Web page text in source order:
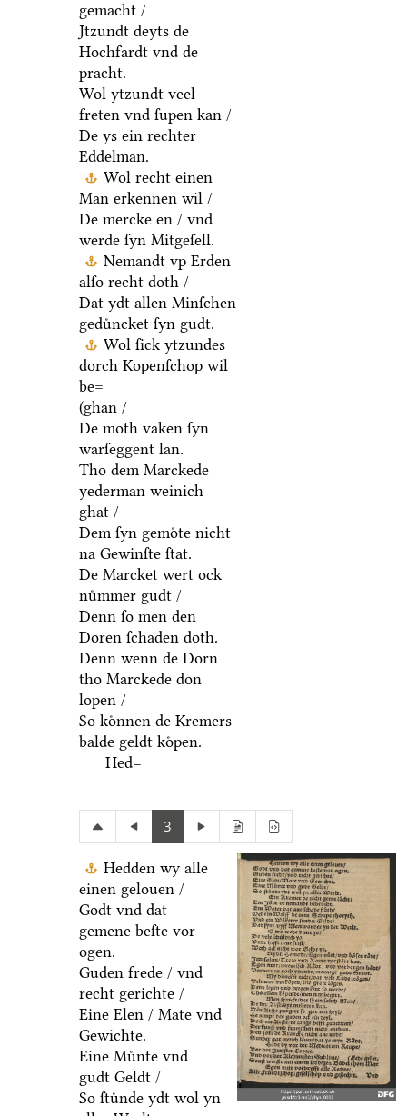
gemacht /
Jtzundt deyts de
Hochfardt vnd de
pracht.
Wol ytzundt veel
freten vnd ſupen kan /
De ys ein rechter
Eddelman.
Wol recht einen
Man erkennen wil /
De mercke en / vnd
werde ſyn Mitgeſell.
Nemandt vp Erden
alſo recht doth /
Dat ydt allen Minſchen
geduͤncket ſyn gudt.
Wol ſick ytzundes
dorch Kopenſchop wil
be=
(ghan /
De moth vaken ſyn
warſeggent lan.
Tho dem Marckede
yederman weinich
ghat /
Dem ſyn gemoͤte nicht
na Gewinſte ſtat.
De Marcket wert ock
nuͤmmer gudt /
Denn ſo men den
Doren ſchaden doth.
Denn wenn de Dorn
tho Marckede don
lopen /
So koͤnnen de Kremers
balde geldt koͤpen.
Hed=
3
Hedden wy alle
einen gelouen /
Godt vnd dat
gemene beſte vor
ogen.
Guden frede / vnd
recht gerichte /
Eine Elen / Mate vnd
Gewichte.
Eine Muͤnte vnd
gudt Geldt /
So ſtuͤnde ydt wol yn